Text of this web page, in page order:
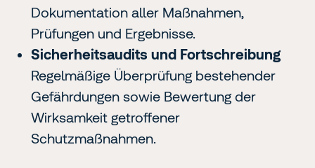
Dokumentation aller Maßnahmen,
Prüfungen und Ergebnisse.
Sicherheitsaudits und Fortschreibung
Regelmäßige Überprüfung bestehender
Gefährdungen sowie Bewertung der
Wirksamkeit getroffener
Schutzmaßnahmen.